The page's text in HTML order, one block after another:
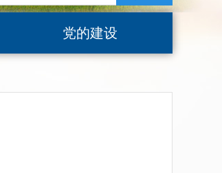
党的建设